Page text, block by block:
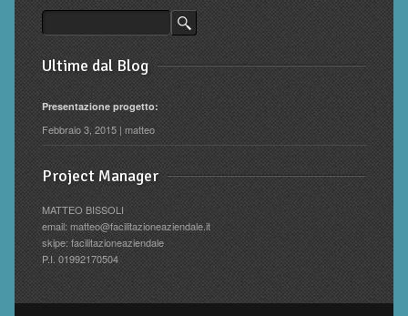
Ultime dal Blog
Presentazione progetto:
Febbraio 3, 2015 | matteo
Project Manager
MATTEO BISSOLI
email: matteo@facilitazioneaziendale.it
skipe: facilitazioneaziendale
P.I. 01992170504